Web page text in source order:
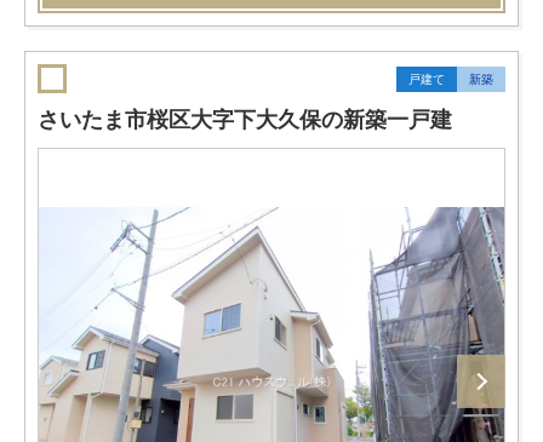
戸建て 新築
さいたま市桜区大字下大久保の新築一戸建